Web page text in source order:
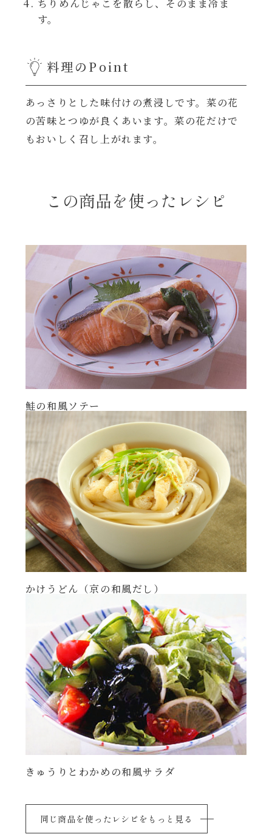
レンジ調理
お子さま
ハロウィン
クリスマス
年末年始
その他
ハコネーゼ イカスミ
ハコネーゼ ボンゴレ
ハコネーゼ アラビアータ
ちりめんじゃこを散らし、そのまま冷ま
す。
料理のPoint
あっさりとした味付けの煮浸しです。菜の花
の苦味とつゆが良くあいます。菜の花だけで
もおいしく召し上がれます。
この商品を使ったレシピ
鮭の和風ソテー
かけうどん（京の和風だし）
きゅうりとわかめの和風サラダ
同じ商品を使ったレシピをもっと見る